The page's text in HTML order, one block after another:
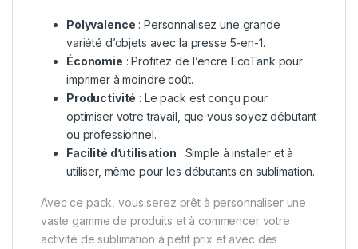
Polyvalence : Personnalisez une grande
variété d’objets avec la presse 5-en-1.
Économie : Profitez de l’encre EcoTank pour
imprimer à moindre coût.
Productivité : Le pack est conçu pour
optimiser votre travail, que vous soyez débutant
ou professionnel.
Facilité d’utilisation : Simple à installer et à
utiliser, même pour les débutants en sublimation.
Avec ce pack, vous serez prêt à personnaliser une
vaste gamme de produits et à commencer votre
activité de sublimation à petit prix et avec des